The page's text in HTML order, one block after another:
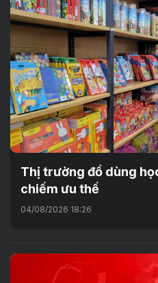
Thị trường đồ dùng
chiếm ưu thế
04/08/2026 18:26